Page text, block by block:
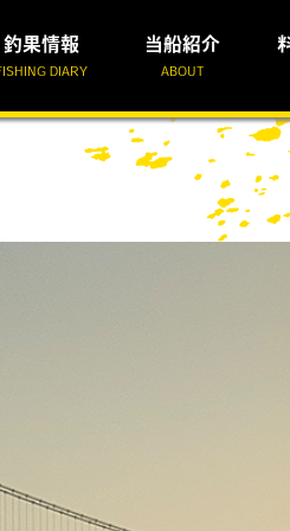
釣果情報
DIARY
当船紹介
ABOUT